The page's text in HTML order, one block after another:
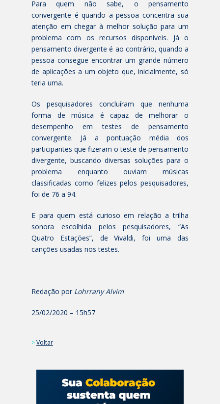
Para quem não sabe, o pensamento
convergente é quando a pessoa concentra sua
atenção em chegar à melhor solução para um
problema com os recursos disponíveis. Já o
pensamento divergente é ao contrário, quando a
pessoa consegue encontrar um grande número
de aplicações a um objeto que, inicialmente, só
teria uma.
Os pesquisadores concluíram que nenhuma
forma de música é capaz de melhorar o
desempenho em testes de pensamento
convergente. Já a pontuação média dos
participantes que fizeram o teste de pensamento
divergente, buscando diversas soluções para o
problema enquanto ouviam músicas
classificadas como felizes pelos pesquisadores,
foi de 76 a 94.
E para quem está curioso em relação a trilha
sonora escolhida pelos pesquisadores, “As
Quatro Estações”, de Vivaldi, foi uma das
canções usadas nos testes.
Redação por Lohrrany Alvim
25/02/2020 – 15h57
>Voltar